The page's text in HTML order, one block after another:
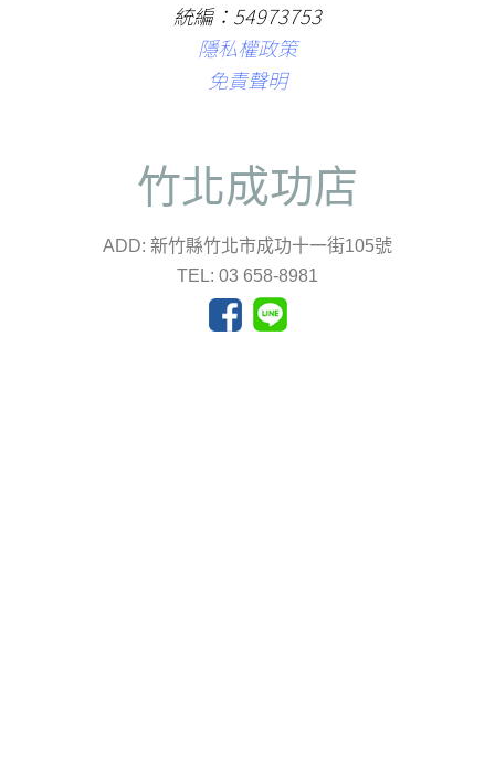
統編：54973753
隱私權政策
免責聲明
竹北成功店
ADD: 新竹縣竹北市成功十一街105號
TEL: 03 658-8981